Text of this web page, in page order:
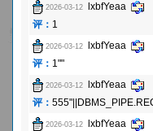
2026-03-12
lxbfYeaa
评： 1
2026-03-12
lxbfYeaa
评： 1""
2026-03-12
lxbfYeaa
评：
2026-03-12
lxbfYeaa